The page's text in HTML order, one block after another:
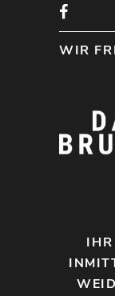
WIR